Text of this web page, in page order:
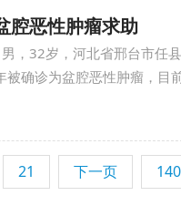
腔恶性肿瘤求助
，32岁，河北省邢台市任
确诊为盆腔恶性肿瘤，目
21 下一页 140